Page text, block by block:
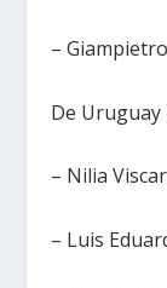
–
De Uruguay
– Nilia
– Luis